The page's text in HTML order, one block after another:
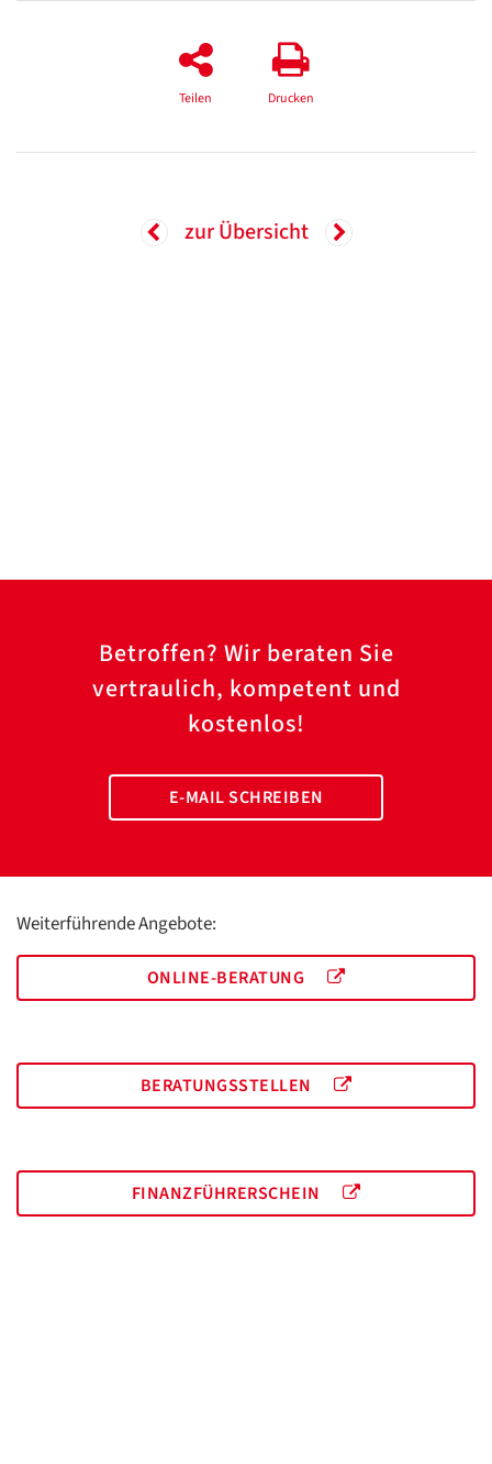
Teilen Drucken
zur Übersicht
Betroffen? Wir beraten Sie
vertraulich, kompetent und
kostenlos!
E-MAIL SCHREIBEN
Weiterführende Angebote:
ONLINE-BERATUNG
BERATUNGSSTELLEN
FINANZFÜHRERSCHEIN